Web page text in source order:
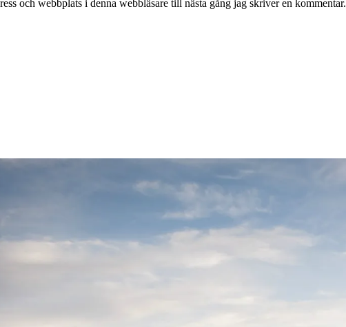
och webbplats i denna webbläsare till nästa gång jag skriver en kommentar.